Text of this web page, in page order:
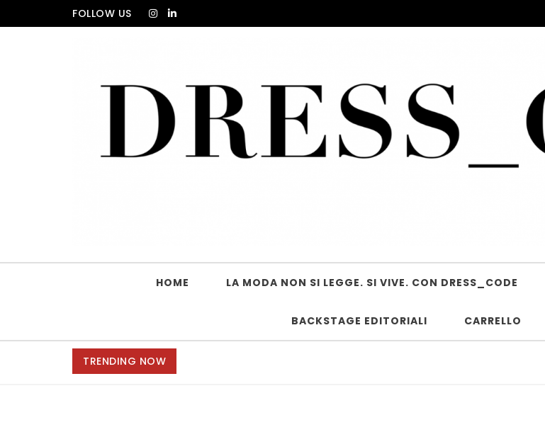
Skip to contentFOLLOW US
HOME LA MODA NON SI LEGGE. SI VIVE. CON DRESS_CODE
BACKSTAGE EDITORIALI CARRELLO
TRENDING NOW